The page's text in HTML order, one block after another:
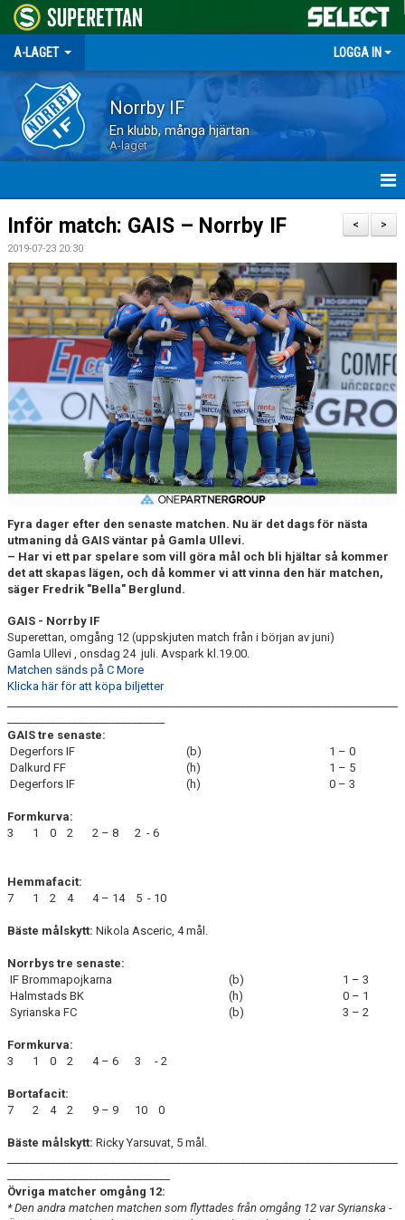
A-LAGET LOGGA IN
Norrby IF
En klubb, många hjärtan
A-laget
HEM
NYHETER
MATCHER
TRUPPEN
KALENDER
DOKUMENT
BILDER 2025
TABELL ETTAN SÖDRA 2025
>
<
Inför match: GAIS – Norrby IF
2019-07-23 20:30
Fyra dager efter den senaste matchen. Nu är det dags för nästa
utmaning då GAIS väntar på Gamla Ullevi.
– Har vi ett par spelare som vill göra mål och bli hjältar så kommer
det att skapas lägen, och då kommer vi att vinna den här matchen,
säger Fredrik "Bella" Berglund.
GAIS - Norrby IF
Superettan, omgång 12 (uppskjuten match från i början av juni)
Gamla Ullevi , onsdag 24 juli. Avspark kl.19.00.
Matchen sänds på C More
Klicka här för att köpa biljetter
GAIS tre senaste:
Degerfors IF
(b)
1 – 0
Dalkurd FF
(h)
1 – 5
Degerfors IF
(h) 0 – 3
Formkurva:
3 1 0 2 2 – 8 2 - 6
Hemmafacit:
7 1 2 4 4 – 14 5 - 10
Bäste målskytt: Nikola Asceric, 4 mål.
Norrbys tre senaste:
IF Brommapojkarna
(b)
1 – 3
Halmstads BK
(h)
0 – 1
Syrianska FC
(b) 3 – 2
Formkurva:
3 1 0 2 4 – 6 3 - 2
Bortafacit:
7 2 4 2 9 – 9 10 0
Bäste målskytt: Ricky Yarsuvat, 5 mål.
Övriga matcher omgång 12:
* Den andra matchen matchen som flyttades från omgång 12 var Syrianska -